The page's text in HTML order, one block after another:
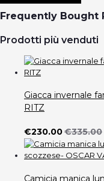
Frequently Bought
Prodotti più venduti
Giacca invernale
RITZ
€230.00€335.00
Camicia manica